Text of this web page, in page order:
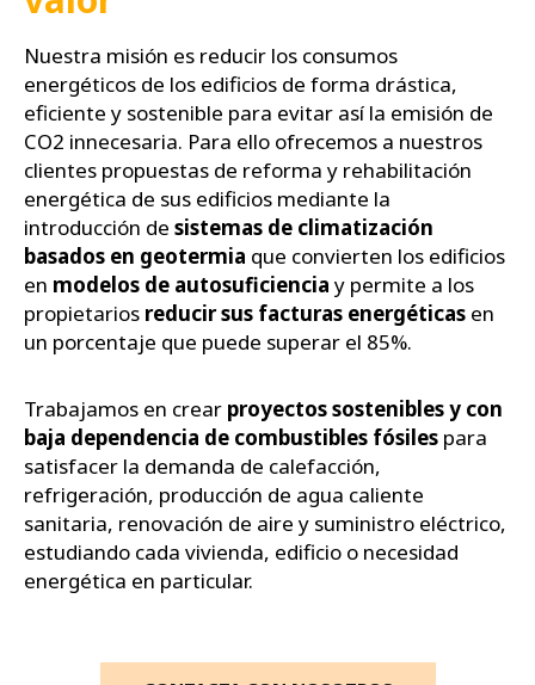
Nuestra misión es reducir los consumos
energéticos de los edificios de forma drástica,
eficiente y sostenible para evitar así la emisión de
CO2 innecesaria. Para ello ofrecemos a nuestros
clientes propuestas de reforma y rehabilitación
energética de sus edificios mediante la
introducción de sistemas de climatización
basados en geotermia que convierten los edificios
en modelos de autosuficiencia y permite a los
propietarios reducir sus facturas energéticas en
un porcentaje que puede superar el 85%.
Trabajamos en crear proyectos sostenibles y con
baja dependencia de combustibles fósiles para
satisfacer la demanda de calefacción,
refrigeración, producción de agua caliente
sanitaria, renovación de aire y suministro eléctrico,
estudiando cada vivienda, edificio o necesidad
energética en particular.